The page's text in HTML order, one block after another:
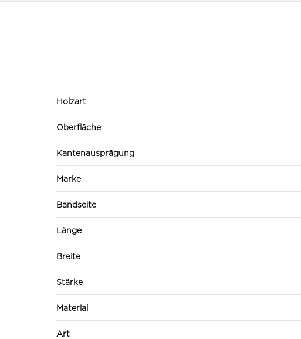
Holzart
Oberfläche
Kantenausprägung
Marke
Bandseite
Länge
Breite
Stärke
Material
Art